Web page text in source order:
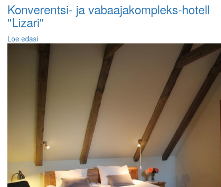
Konverentsi- ja vabaajakompleks-hotell
"Lizari"
Loe edasi